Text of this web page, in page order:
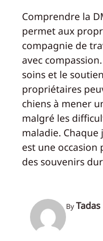
Comprendre la
permet aux
compagnie de
avec
soins et le
propriétaires
chiens à mener
malgré les
maladie. Chaque
est une occasion
des souvenirs
By